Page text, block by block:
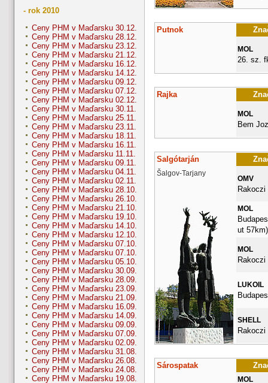
- rok 2010
Ceny PHM v Maďarsku 30.12.
Ceny PHM v Maďarsku 28.12.
Ceny PHM v Maďarsku 23.12.
Ceny PHM v Maďarsku 21.12.
Ceny PHM v Maďarsku 16.12.
Ceny PHM v Maďarsku 14.12.
Ceny PHM v Maďarsku 09.12.
Ceny PHM v Maďarsku 07.12.
Ceny PHM v Maďarsku 02.12.
Ceny PHM v Maďarsku 30.11.
Ceny PHM v Maďarsku 25.11.
Ceny PHM v Maďarsku 23.11.
Ceny PHM v Maďarsku 18.11.
Ceny PHM v Maďarsku 16.11.
Ceny PHM v Maďarsku 11.11.
Ceny PHM v Maďarsku 09.11.
Ceny PHM v Maďarsku 04.11.
Ceny PHM v Maďarsku 02.11.
Ceny PHM v Maďarsku 28.10.
Ceny PHM v Maďarsku 26.10.
Ceny PHM v Maďarsku 21.10.
Ceny PHM v Maďarsku 19.10.
Ceny PHM v Maďarsku 14.10.
Ceny PHM v Maďarsku 12.10.
Ceny PHM v Maďarsku 07.10.
Ceny PHM v Maďarsku 07.10.
Ceny PHM v Maďarsku 05.10.
Ceny PHM v Maďarsku 30.09.
Ceny PHM v Maďarsku 28.09.
Ceny PHM v Maďarsku 23.09.
Ceny PHM v Maďarsku 21.09.
Ceny PHM v Maďarsku 16.09.
Ceny PHM v Maďarsku 14.09.
Ceny PHM v Maďarsku 09.09.
Ceny PHM v Maďarsku 07.09.
Ceny PHM v Maďarsku 02.09.
Ceny PHM v Maďarsku 31.08.
Ceny PHM v Maďarsku 26.08.
Ceny PHM v Maďarsku 24.08.
Ceny PHM v Maďarsku 19.08.
Putnok
MOL
26. sz.
Rajka
MOL
Bem
Salgótarján
Šalgov-Tarjany
OMV
Rakoczi
MOL
ut 57km)
MOL
Rakoczi
LUKOIL
SHELL
Rakoczi
Sárospatak
MOL